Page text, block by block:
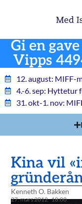
Gi en
Vipps
12. august: MIFF-
4.-6. sep: Hyttetur
31. okt-1. nov:
Kina vil
Kenneth O. Bakken
27. mars 2012 18:00